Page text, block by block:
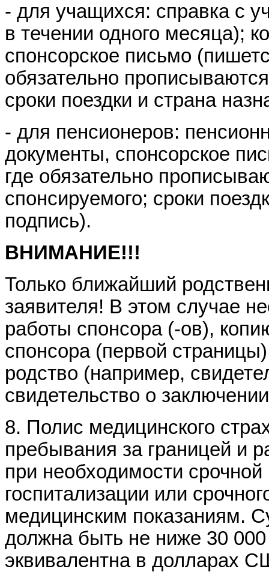
- для учащихся: справка с
в течении одного месяца);
спонсорское письмо
обязательно
сроки поездки и страна
- для пенсионеров:
документы, спонсорское
где обязательно
спонсируемого; сроки
подпись).
ВНИМАНИЕ!!!
Только ближайший
заявителя! В этом случае
работы спонсора (-ов),
спонсора (первой
родство (например,
свидетельство о
8. Полис медицинского
пребывания за границей и
при необходимости
госпитализации или
медицинским показаниям.
должна быть не ниже 30
эквивалентна в долларах